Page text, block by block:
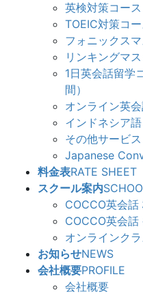
英検対策コース
TOEIC対策コー
フォニックス
リンキン
1日英会話留学
間）
オンライン英
インドネシア
その他サービス
Japanese
料金表RATE SHEET
スクール案内
COCCO英会話
COCCO英会話
オンラインクラ
お知らせNEWS
会社概要PROFILE
会社概要